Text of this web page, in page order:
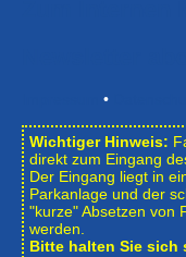
•
Wichtiger Hinweis:
direkt zum Eingang
Der Eingang liegt in
Park­anlage und der
"kurze" Absetzen von
werden.
Bitte halten Sie sich